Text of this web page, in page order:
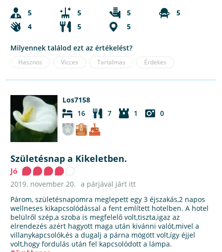
5
5 5
5
4
5 5
Milyennek találod ezt az értékelést?
Hasznos Vicces Tartalmas Érdekes
Los7158
16
7 1 0
Születésnap a Kikeletben.
Jó
2019. november 20. a párjával járt itt
Párom, születésnapomra meglepett egy 3 éjszakás,2 napos
wellneses kikapcsolódással a fent említett hotelben. A hotel
belülről szép,a szoba is megfelelő volt,tiszta,igaz az
elrendezés azért hagyott maga után kivánni valót,mivel a
villanykapcsolók,és a dugalj a párna mögött volt,így éjjel
volt,hogy fordulás után fel kapcsolódott a lámpa.